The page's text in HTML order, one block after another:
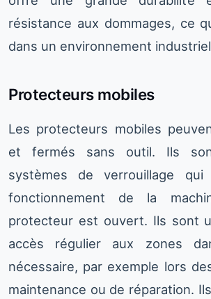
résistance aux dommages, ce
dans un environnement
Protecteurs mobiles
Les protecteurs mobiles
et fermés sans outil. Ils
systèmes de verrouillage qui
fonctionnement de la
protecteur est ouvert. Ils sont
accès régulier aux zones
nécessaire, par exemple lors
maintenance ou de réparation.